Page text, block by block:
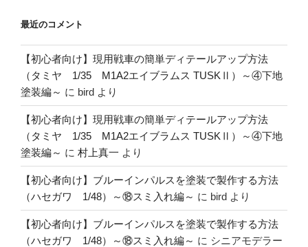
最近のコメント
【初心者向け】現用戦車の簡単ディテールアップ方法
（タミヤ 1/35 M1A2エイブラムス TUSKⅡ）～④下地
塗装編～ に bird より
【初心者向け】現用戦車の簡単ディテールアップ方法
（タミヤ 1/35 M1A2エイブラムス TUSKⅡ）～④下地
塗装編～ に 村上真一 より
【初心者向け】ブルーインパルスを塗装で製作する方法
（ハセガワ 1/48）～⑱スミ入れ編～ に bird より
【初心者向け】ブルーインパルスを塗装で製作する方法
（ハセガワ 1/48）～⑱スミ入れ編～ に シニアモデラー